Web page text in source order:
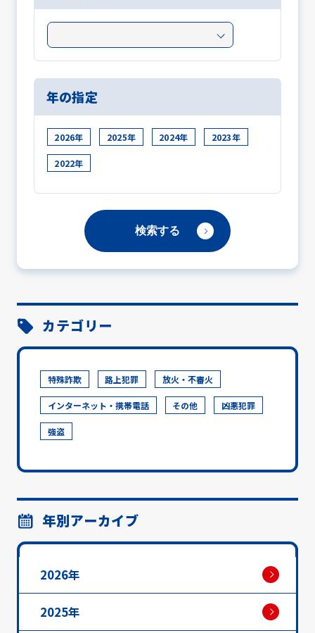
年の指定
2026年 2025年 2024年 2023年
2022年
カテゴリー
特殊詐欺 路上犯罪 放火・不審火
インターネット・携帯電話 その他 凶悪犯罪
強盗
年別アーカイブ
2026年
2025年